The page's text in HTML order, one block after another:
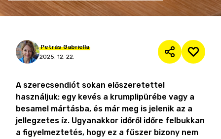
Petrás Gabriella
2025. 12. 22.
A szerecsendiót sokan előszeretettel
használjuk: egy kevés a krumplipürébe vagy a
besamel mártásba, és már meg is jelenik az a
jellegzetes íz. Ugyanakkor időről időre felbukkan
a figyelmeztetés, hogy ez a fűszer bizony nem